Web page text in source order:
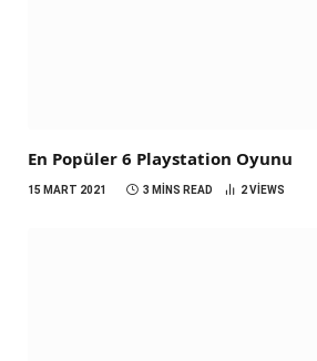
En Popüler 6 Playstation Oyunu
15 MART 2021 3 MINS READ 2VIEWS